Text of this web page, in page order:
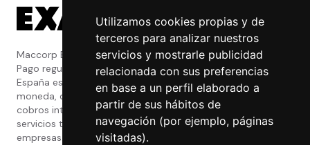
Utilizamos cookies propias y de
terceros para analizar nuestros
servicios y mostrarle publicidad
relacionada con sus preferencias
en base a un perfil elaborado a
partir de sus hábitos de
navegación (por ejemplo, páginas
visitadas).
Maccorp Exact Change es una Entidad de
Pago regulada y con licencia del Banco de
España especializada en cambio de
moneda, divisas, transferencias, pagos y
cobros internacionales que presta estos
servicios tanto a particulares como a
empresas.